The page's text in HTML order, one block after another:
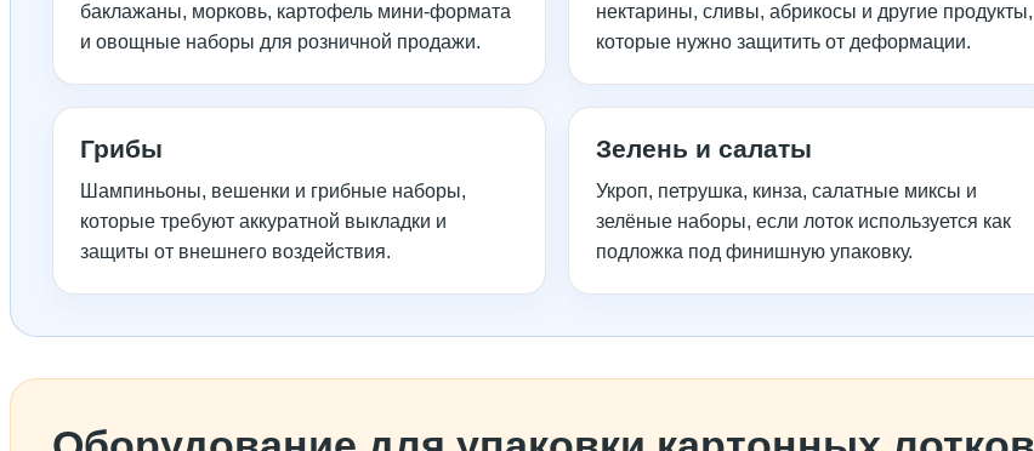
баклажаны, морковь, картофель мини-формата
и овощные наборы для розничной продажи.
нектарины, сливы, абрикосы и другие продукты,
которые нужно защитить от деформации.
Грибы
Шампиньоны, вешенки и грибные наборы,
которые требуют аккуратной выкладки и
защиты от внешнего воздействия.
Зелень и салаты
Укроп, петрушка, кинза, салатные миксы и
зелёные наборы, если лоток используется как
подложка под финишную упаковку.